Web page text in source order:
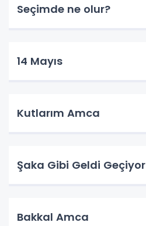
Seçimde ne olur?
14 Mayıs
Kutlarım Amca
Şaka Gibi Geldi Geçiyor
Bakkal Amca